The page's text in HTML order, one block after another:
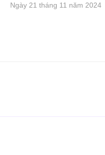
Ngày 21 tháng 11 năm 2024